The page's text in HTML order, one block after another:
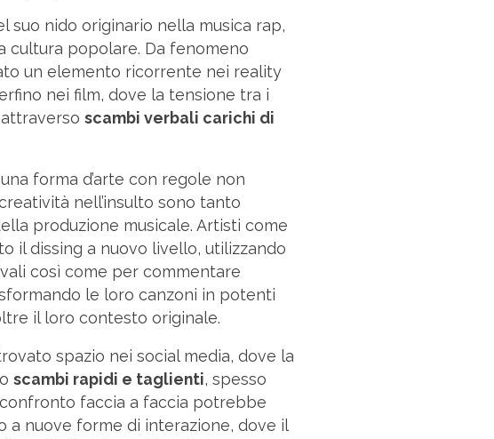
suo nido originario nella musica rap,
cultura popolare. Da fenomeno
un elemento ricorrente nei reality
nei film, dove la tensione tra i
scambi verbali carichi di
forma d’arte con regole non
nell’insulto sono tanto
produzione musicale. Artisti come
il dissing a nuovo livello, utilizzando
così come per commentare
le loro canzoni in potenti
il loro contesto originale.
spazio nei social media, dove la
scambi rapidi e taglienti, spesso
faccia a faccia potrebbe
a nuove forme di interazione, dove il